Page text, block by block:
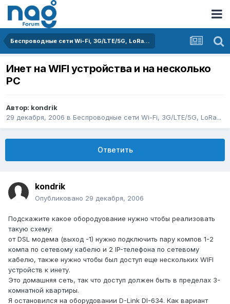
Беспроводные сети Wi-Fi, 3G/LTE/5G, LoRa...
Инет на WIFI устройства и на несколько
PC
Автор: kondrik
29 декабря, 2006 в Беспроводные сети Wi-Fi, 3G/LTE/5G, LoRa...
Ответить
kondrik
Опубликовано 29 декабря, 2006
Подскажите какое обородуование нужно чтобы реализовать
такую схему:
от DSL модема (выход -1) нужно подключить пару компов 1-2
компа по сетевому кабелю и 2 IP-телефона по сетевому
кабелю, также нужно чтобы был доступ еще нескольких WIFI
устройств к инету.
Это домашняя сеть, так что доступ должен быть в пределах 3-
комнатной квартиры.
Я остановился на оборудовании D-Link DI-634. Как вариант